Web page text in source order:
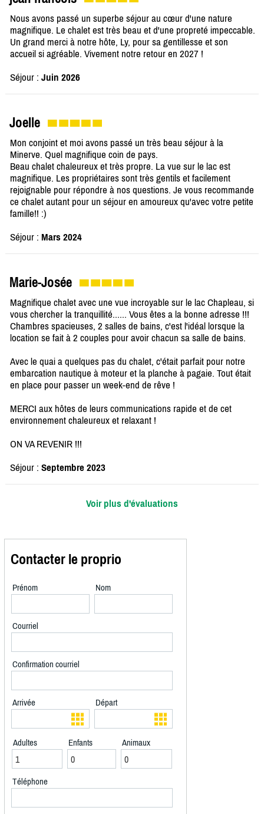
Nous avons passé un superbe séjour au cœur d'une nature
magnifique. Le chalet est très beau et d'une propreté impeccable.
Un grand merci à notre hôte, Ly, pour sa gentillesse et son
accueil si agréable. Vivement notre retour en 2027 !
Séjour : Juin 2026
Joelle
Mon conjoint et moi avons passé un très beau séjour à la
Minerve. Quel magnifique coin de pays.
Beau chalet chaleureux et très propre. La vue sur le lac est
magnifique. Les propriétaires sont très gentils et facilement
rejoignable pour répondre à nos questions. Je vous recommande
ce chalet autant pour un séjour en amoureux qu'avec votre petite
famille!! :)
Séjour : Mars 2024
Marie-Josée
Magnifique chalet avec une vue incroyable sur le lac Chapleau, si
vous chercher la tranquillité...... Vous êtes a la bonne adresse !!!
Chambres spacieuses, 2 salles de bains, c'est l'idéal lorsque la
location se fait à 2 couples pour avoir chacun sa salle de bains.
Avec le quai a quelques pas du chalet, c'était parfait pour notre
embarcation nautique à moteur et la planche à pagaie. Tout était
en place pour passer un week-end de rêve !
MERCI aux hôtes de leurs communications rapide et de cet
environnement chaleureux et relaxant !
ON VA REVENIR !!!
Séjour : Septembre 2023
Voir plus d'évaluations
Contacter le proprio
Prénom Nom
Courriel
Confirmation courriel
Arrivée Départ
Adultes Enfants Animaux
Téléphone